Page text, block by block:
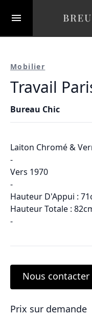
Mobilier
Travail
Bureau Chic
Laiton Chromé &
-
Vers 1970
-
Hauteur D'Appui :
Hauteur Totale :
-
Nous contacter
Prix sur demande